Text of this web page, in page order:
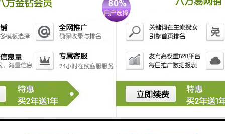
新风系统：美国麦克维尔
车位配比：1160个
单位使用率：68%-70%
物业管理费：18元
现楼招租，即租即入住
龙华壹方天地B区，路与鸿尚路交汇处